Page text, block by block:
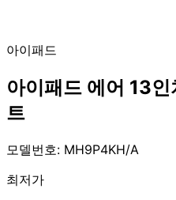
아이패드
아이패드 에어 13인
트
모델번호: MH9P4KH/A
최저가